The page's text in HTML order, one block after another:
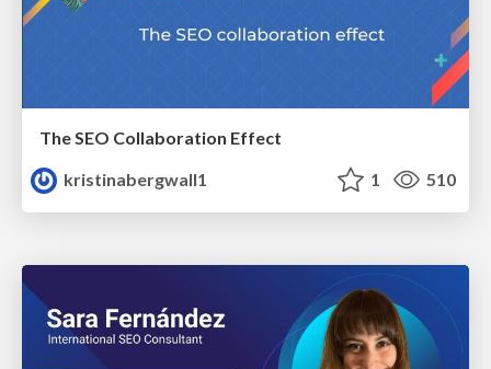
The SEO Collaboration Effect
kristinabergwall1
1 510